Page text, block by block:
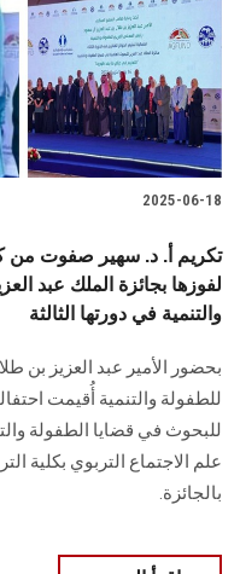
2025-06-18
تكريم أ. د. سهير صفوت من
لفوزها بجائزة الملك عبد
والتنمية في دورتها الثالثة
بحضور الأمير عبد العزيز بن
للطفولة والتنمية أُقيمت
للبحوث في قضايا الطفولة
علم الاجتماع التربوي بكلية
بالجائزة.